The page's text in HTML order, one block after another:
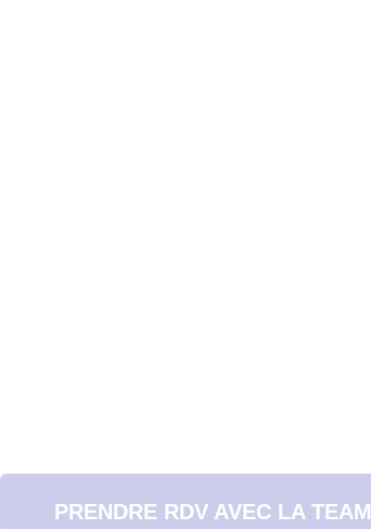
PRENDRE RDV AVEC LA TEAM